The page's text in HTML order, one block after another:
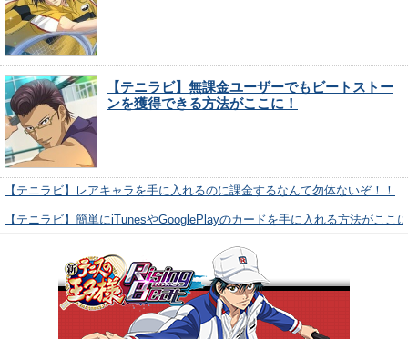
【テニラビ】無課金ユーザーでもビートストー
ンを獲得できる方法がここに！
【テニラビ】レアキャラを手に入れるのに課金するなんて勿体ないぞ！！
【テニラビ】簡単にiTunesやGooglePlayのカードを手に入れる方法がここ